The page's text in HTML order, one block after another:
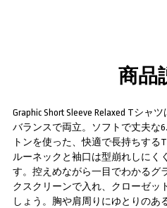
商品
Graphic Short Sleeve Relaxed Tシ
バランスで両立。ソフトで丈夫な
トンを使った、快適で長持ちする
ルーネックと袖口は型崩れしにく
す。控えめながら一目でわかるグ
クスクリーンで入れ、クローゼッ
しょう。胸や肩周りにゆとりのあ